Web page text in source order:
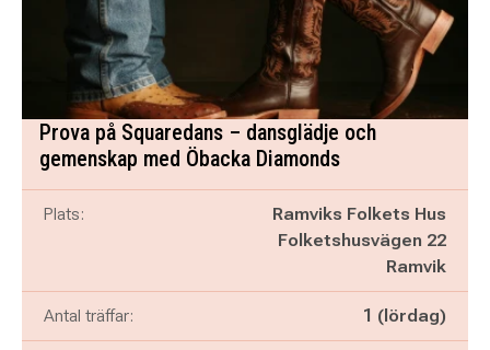
Prova på Squaredans – dansglädje och
gemenskap med Öbacka Diamonds
Plats:
Ramviks Folkets Hus
Folketshusvägen 22
Ramvik
Antal träffar: 1 (lördag)